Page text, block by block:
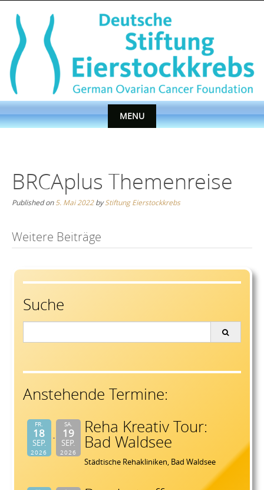
content
MENU
BRCAplus Themenreise
Published on 5. Mai 2022byStiftung Eierstockkrebs
Post
navigation
Weitere Beiträge
Suche
Anstehende Termine:
FR.
18
SEP.
2026
SA.
19
SEP.
2026
Reha Kreativ Tour:
Bad Waldsee
Städtische Rehakliniken, Bad Waldsee